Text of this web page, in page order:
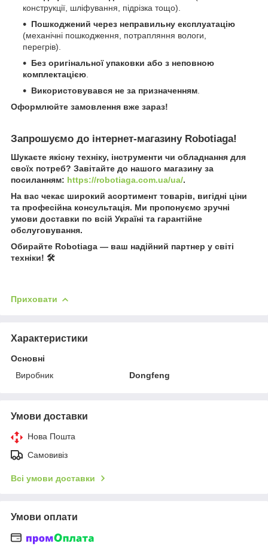
конструкції, шліфування, підрізка тощо).
Пошкоджений через неправильну експлуатацію
(механічні пошкодження, потрапляння вологи,
перегрів).
Без оригінальної упаковки або з неповною
комплектацією.
Використовувався не за призначенням.
Оформлюйте замовлення вже зараз!
Запрошуємо до інтернет-магазину Robotiaga!
Шукаєте якісну техніку, інструменти чи обладнання для
своїх потреб? Завітайте до нашого магазину за
посиланням: https://robotiaga.com.ua/ua/.
На вас чекає широкий асортимент товарів, вигідні ціни
та професійна консультація. Ми пропонуємо зручні
умови доставки по всій Україні та гарантійне
обслуговування.
Обирайте Robotiaga — ваш надійний партнер у світі
техніки! 🛠️
Приховати
Характеристики
Основні
Виробник
Dongfeng
Умови доставки
Нова Пошта
Самовивіз
Всі умови доставки
Умови оплати